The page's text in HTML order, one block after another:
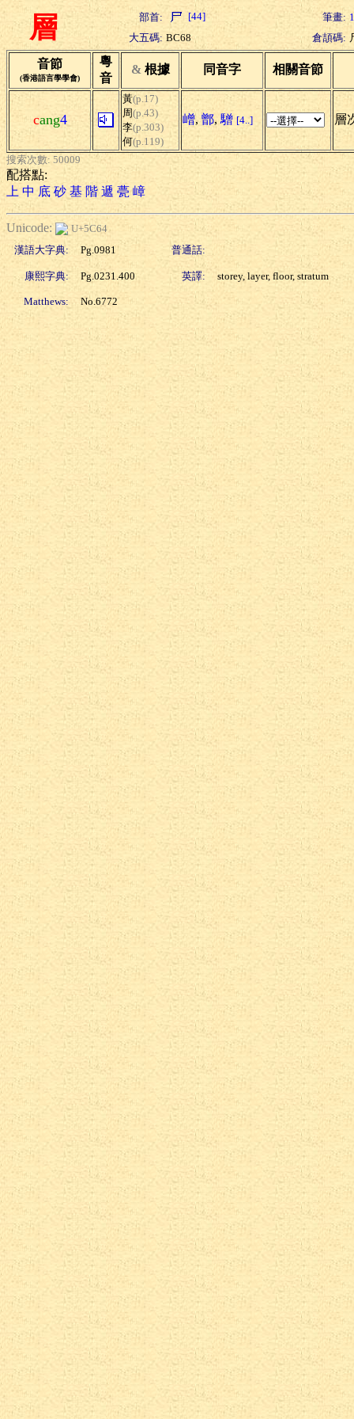
層 部首: [44] 筆畫:
大五碼: BC68 倉頡碼:
音節
(香港語言學學會)
粵
音
& 根據 同音字 相關音節
cang4
黃(p.17)
周(p.43)
李(p.303)
何(p.119)
嶒, 鄫, 驓 [4..] 層
搜索次數: 50009
配搭點:
上 中 底 砂 基 階 遞 甍 嶂
Unicode:
U+5C64
漢語大字典:
Pg.0981 普通話:
康熙字典: Pg.0231.400 英譯: storey, layer, floor, stratum
Matthews: No.6772